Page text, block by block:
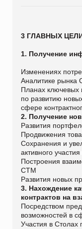
3 ГЛАВНЫХ
1. Получение
Изменениях
Аналитике рынка
Планах ключевых
по развитию
сфере
2. Получение
Развития
Продвижения
Сохранения и
активного
Построения
СТМ
Развития новых
3. Нахождение
контрактов на
Посредством
возможностей в
Участия в Столах